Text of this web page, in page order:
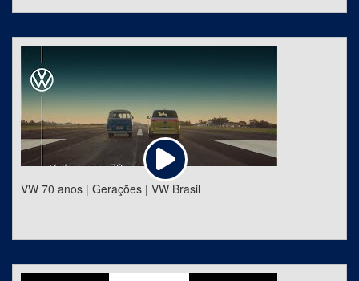
VW 70 anos | Gerações | VW Brasil